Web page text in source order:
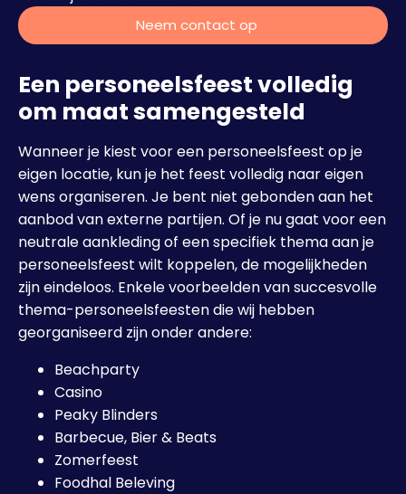
Neem contact op
Een personeelsfeest volledig
om maat samengesteld
Wanneer je kiest voor een personeelsfeest op je
eigen locatie, kun je het feest volledig naar eigen
wens organiseren. Je bent niet gebonden aan het
aanbod van externe partijen. Of je nu gaat voor een
neutrale aankleding of een specifiek thema aan je
personeelsfeest wilt koppelen, de mogelijkheden
zijn eindeloos. Enkele voorbeelden van succesvolle
thema-personeelsfeesten die wij hebben
georganiseerd zijn onder andere:
Beachparty
Casino
Peaky Blinders
Barbecue, Bier & Beats
Zomerfeest
Foodhal Beleving